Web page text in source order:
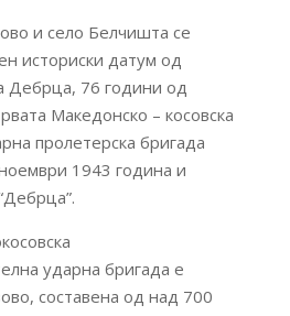
и село Белчишта се
историски датум од
Дебрца, 76 години од
Македонско – косовска
пролетерска бригада
1943 година и
ударна бригада е
составена од над 700